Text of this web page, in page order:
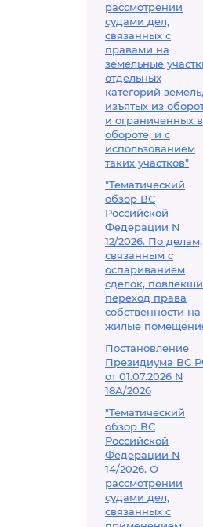
рассмотрении
судами дел,
связанных с
правами на
земельные
отдельных
категорий земель,
изъятых из
и ограниченных в
обороте, и с
использованием
таких участков"
"Тематический
обзор ВС
Российской
Федерации N
12/2026. По делам,
связанным с
оспариванием
сделок,
переход права
собственности на
жилые
Постановление
Президиума ВС
от 01.07.2026 N
18А/2026
"Тематический
обзор ВС
Российской
Федерации N
14/2026. О
рассмотрении
судами дел,
связанных с